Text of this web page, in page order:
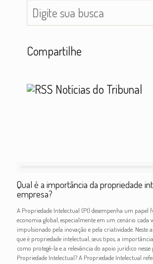
Compartilhe
Notícias do Tribunal
Qual é a importância da propriedade
empresa?
A Propriedade Intelectual (PI) desempenha um papel
economia global, especialmente em um cenário cada
impulsionado pela inovação e pela criatividade. Neste
que é propriedade intelectual, seus tipos, a
como protegê-la e a relevância do apoio jurídico nesse
Propriedade Intelectual? A Propriedade Intelectual